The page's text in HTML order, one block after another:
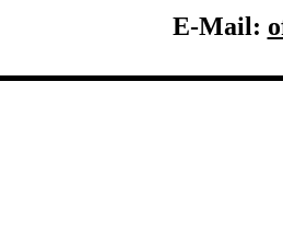
E-Mail: